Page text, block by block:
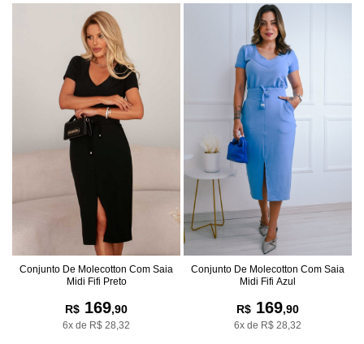
Conjunto De Molecotton Com Saia
Midi Fifi Preto
R$ 169,90
6x de R$ 28,32
Conjunto De Molecotton Com Saia
Midi Fifi Azul
R$ 169,90
6x de R$ 28,32